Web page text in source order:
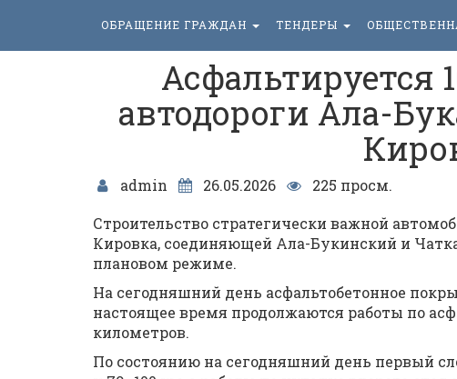
ОБРАЩЕНИЕ ГРАЖДАН ТЕНДЕРЫ
Асфальтируется
автодороги Ала-
admin 26.05.2026
225 просм.
Строительство стратегически важной
Кировка, соединяющей Ала-Букинский и
плановом режиме.
На сегодняшний день асфальтобетонное
настоящее время продолжаются работы по
километров.
По состоянию на сегодняшний день первый